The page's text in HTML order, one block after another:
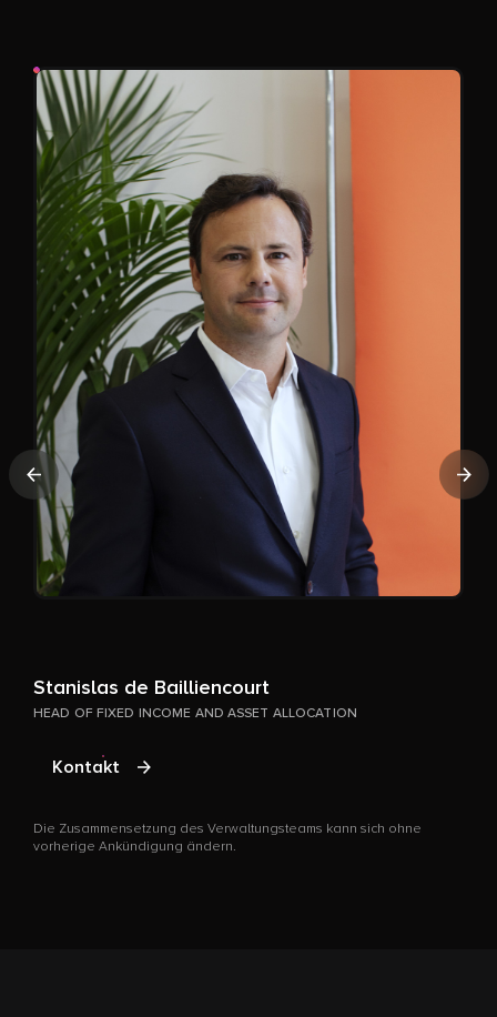
Stanislas de Bailliencourt
HEAD OF FIXED INCOME AND ASSET ALLOCATION
Kontakt
Die Zusammensetzung des Verwaltungsteams kann sich ohne
vorherige Ankündigung ändern.
Vorherige